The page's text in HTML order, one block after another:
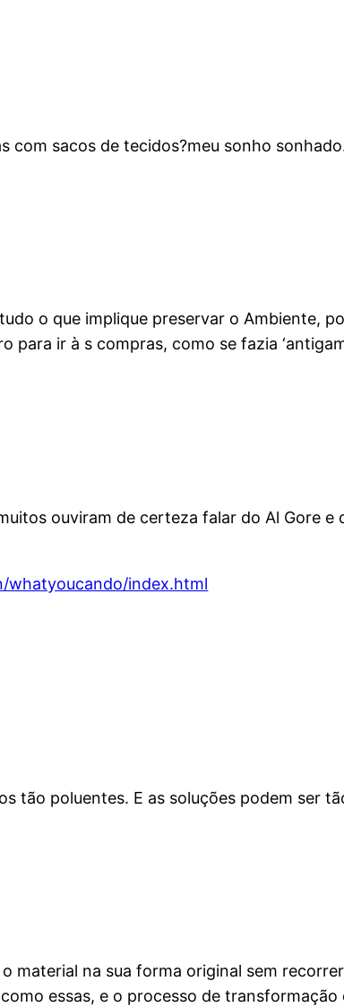
com sacos de tecidos?meu sonho
o que implique preservar o Ambiente,
para ir à s compras, como se fazia
ouviram de certeza falar do Al Gore e
index.html
tão poluentes. E as soluções podem ser
material na sua forma original sem
essas, e o processo de